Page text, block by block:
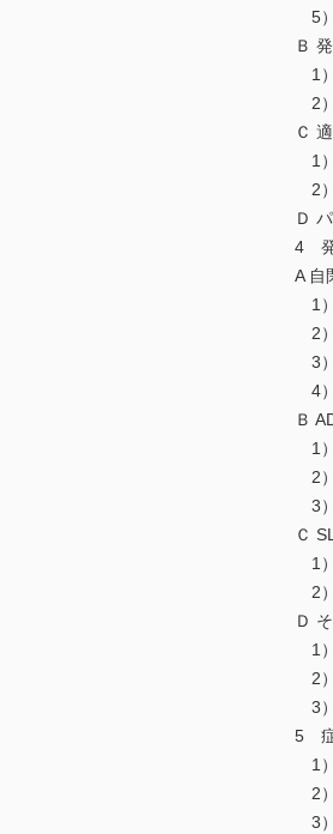
5）
Ｂ 発
1）
2）
Ｃ 適
1）
2）
Ｄ パ
4 発
A 自
1）
2）
3）
4）
Ｂ
1）
2）
3）
Ｃ
1）
2）
Ｄ そ
1）
2）
3）
5 症
1）
2）
3）